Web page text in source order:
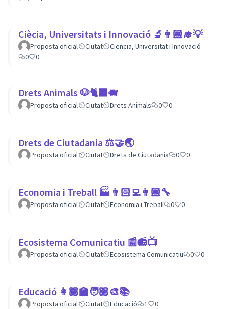
Ciècia, Universitats i Innovació 🔬👩🏽‍🎓💡
Proposta oficial Ciutat
Ciencia, Universitat i Innovació
0
0
Drets Animals 🐶🐈‍⬛️🐗
Proposta oficial Ciutat Drets Animals 0 0
Drets de Ciutadania ⚖️🤝🌏
Proposta oficial Ciutat Drets de Ciutadania 0 0
Economia i Treball 🏭👨🏻‍💻👩🏽‍🔧
Proposta oficial Ciutat Economia i Treball 0 0
Ecosistema Comunicatiu 📰📻📺
Proposta oficial Ciutat Ecosistema Comunicatiu 0 0
Educació 👩🏾‍🏫🧑🏼‍🎨📚
Proposta oficial Ciutat Educació 1 0